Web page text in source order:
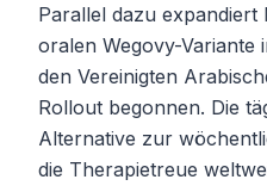
Parallel dazu
oralen Wegovy-Variante
den Vereinigten
Rollout begonnen. Die
Alternative zur
die Therapietreue